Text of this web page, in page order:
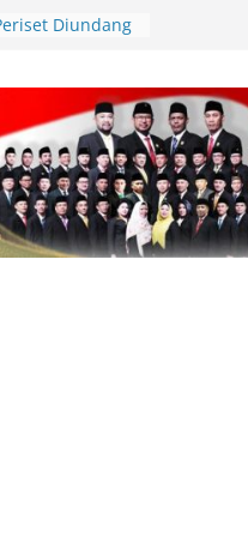
Diundang
Sekitar 1
Beranda Negeri:
atas
PWI dalam
81, Polres Lingga
Gerakan